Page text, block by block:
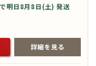
明日8月8日(土) 発送
詳細を見る